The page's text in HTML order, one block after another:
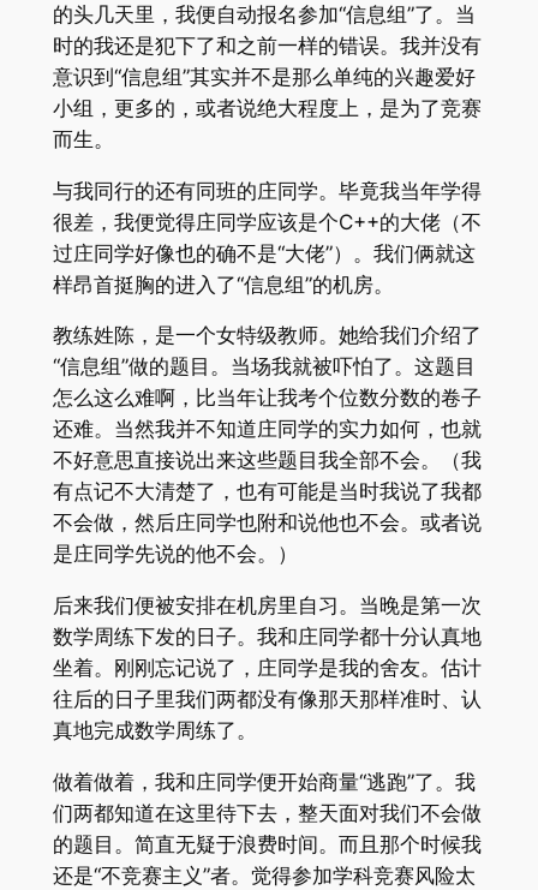
的头几天里，我便自动报名参加“信息组”了。当
时的我还是犯下了和之前一样的错误。我并没有
意识到“信息组”其实并不是那么单纯的兴趣爱好
小组，更多的，或者说绝大程度上，是为了竞赛
而生。
与我同行的还有同班的庄同学。毕竟我当年学得
很差，我便觉得庄同学应该是个C++的大佬（不
过庄同学好像也的确不是“大佬”）。我们俩就这
样昂首挺胸的进入了“信息组”的机房。
教练姓陈，是一个女特级教师。她给我们介绍了
“信息组”做的题目。当场我就被吓怕了。这题目
怎么这么难啊，比当年让我考个位数分数的卷子
还难。当然我并不知道庄同学的实力如何，也就
不好意思直接说出来这些题目我全部不会。（我
有点记不大清楚了，也有可能是当时我说了我都
不会做，然后庄同学也附和说他也不会。或者说
是庄同学先说的他不会。）
后来我们便被安排在机房里自习。当晚是第一次
数学周练下发的日子。我和庄同学都十分认真地
坐着。刚刚忘记说了，庄同学是我的舍友。估计
往后的日子里我们两都没有像那天那样准时、认
真地完成数学周练了。
做着做着，我和庄同学便开始商量“逃跑”了。我
们两都知道在这里待下去，整天面对我们不会做
的题目。简直无疑于浪费时间。而且那个时候我
还是“不竞赛主义”者。觉得参加学科竞赛风险太